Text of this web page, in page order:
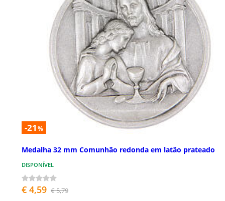
-21 %
Medalha 32 mm Comunhão redonda em latão prateado
DISPONÍVEL
€ 4,59 € 5,79